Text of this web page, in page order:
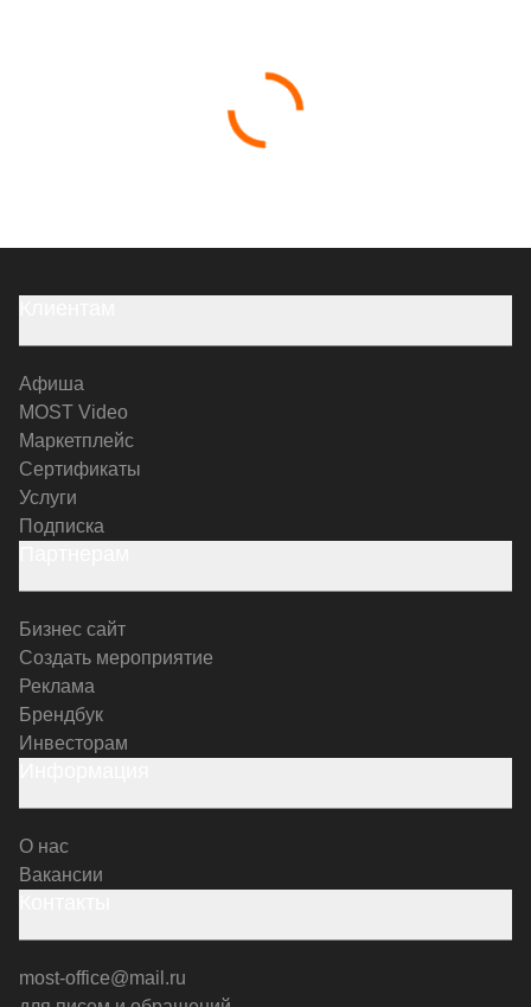
Афиша
MOST Video
Маркетплейс
Сертификаты
Услуги
Подписка
Бизнес сайт
Создать мероприятие
Реклама
Брендбук
Инвесторам
О нас
Вакансии
most-office@mail.ru